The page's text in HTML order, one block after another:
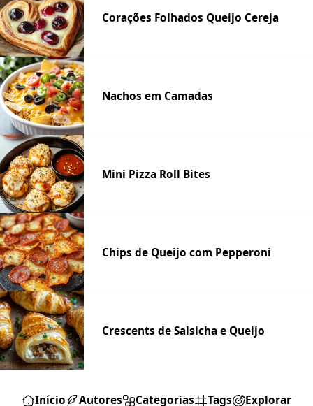
Corações Folhados Queijo Cereja
Nachos em Camadas
Mini Pizza Roll Bites
Chips de Queijo com Pepperoni
Crescents de Salsicha e Queijo
Início Autores Categorias Tags Explorar